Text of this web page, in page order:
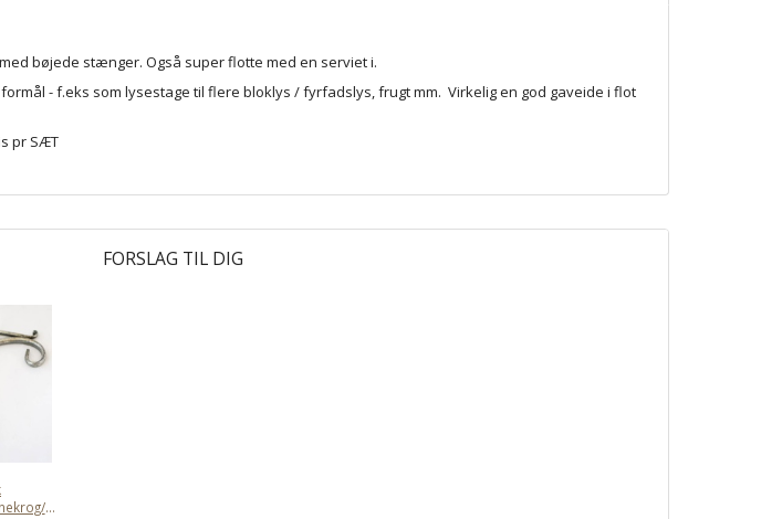
bøjede stænger. Også super flotte med en serviet i.
- f.eks som lysestage til flere bloklys / fyrfadslys, frugt mm. Virkelig en god gaveide i flot
pr SÆT
FORSLAG TIL DIG
vægkrog/lanternekrog/ampelkrog